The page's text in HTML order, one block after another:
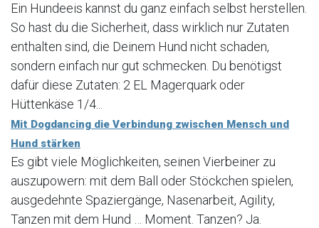
Ein Hundeeis kannst du ganz einfach selbst herstellen.
So hast du die Sicherheit, dass wirklich nur Zutaten
enthalten sind, die Deinem Hund nicht schaden,
sondern einfach nur gut schmecken. Du benötigst
dafür diese Zutaten: 2 EL Magerquark oder
Hüttenkäse 1/4...
Mit Dogdancing die Verbindung zwischen Mensch und
Hund stärken
Es gibt viele Möglichkeiten, seinen Vierbeiner zu
auszupowern: mit dem Ball oder Stöckchen spielen,
ausgedehnte Spaziergänge, Nasenarbeit, Agility,
Tanzen mit dem Hund … Moment. Tanzen? Ja.